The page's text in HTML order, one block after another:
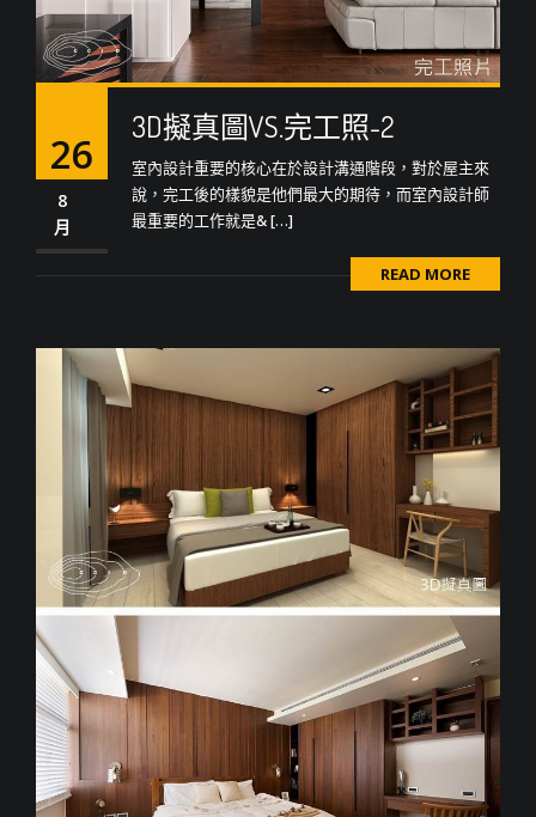
26
8
月
3D擬真圖VS.完工照-2
室內設計重要的核心在於設計溝通階段，對於屋主來
說，完工後的樣貌是他們最大的期待，而室內設計師
最重要的工作就是& […]
READ MORE